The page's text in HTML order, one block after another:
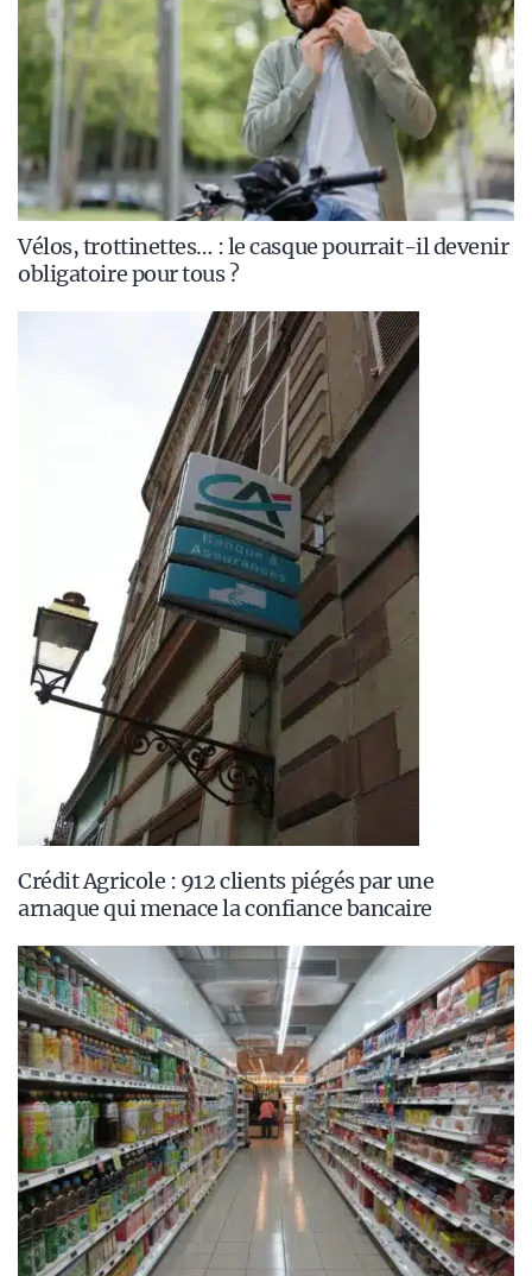
Vélos, trottinettes… : le casque pourrait-il devenir
obligatoire pour tous ?
Crédit Agricole : 912 clients piégés par une
arnaque qui menace la confiance bancaire